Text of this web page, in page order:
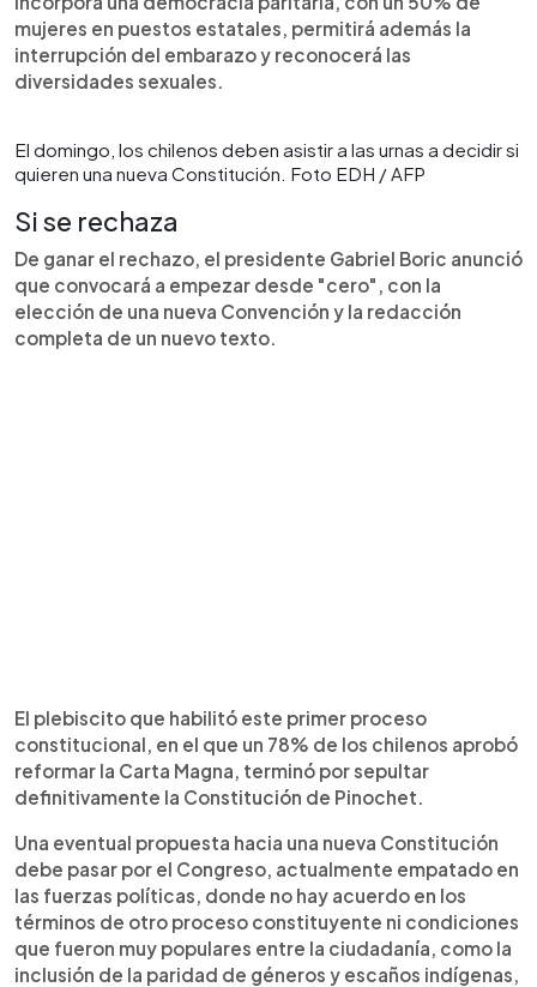
mujeres en puestos estatales, permitirá además la
interrupción del embarazo y reconocerá las
diversidades sexuales.
El domingo, los chilenos deben asistir a las urnas a decidir si
quieren una nueva Constitución. Foto EDH / AFP
Si se rechaza
De ganar el rechazo, el presidente Gabriel Boric anunció
que convocará a empezar desde "cero", con la
elección de una nueva Convención y la redacción
completa de un nuevo texto.
El plebiscito que habilitó este primer proceso
constitucional, en el que un 78% de los chilenos aprobó
reformar la Carta Magna, terminó por sepultar
definitivamente la Constitución de Pinochet.
Una eventual propuesta hacia una nueva Constitución
debe pasar por el Congreso, actualmente empatado en
las fuerzas políticas, donde no hay acuerdo en los
términos de otro proceso constituyente ni condiciones
que fueron muy populares entre la ciudadanía, como la
inclusión de la paridad de géneros y escaños indígenas,